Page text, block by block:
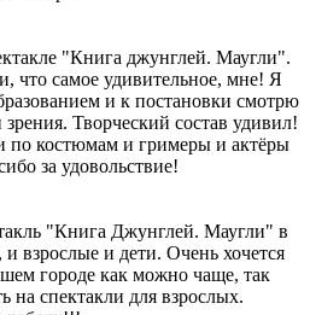
"Книга джунглей. Маугли".
что самое удивительное, мне! Я
и к постановки смотрю
Творческий состав удивил!
по костюмам и гримеры и актёры
за удовольствие!
"Книга Джунглей. Маугли" в
взрослые и дети. Очень хочется
городе как можно чаще, так
на спектакли для взрослых.